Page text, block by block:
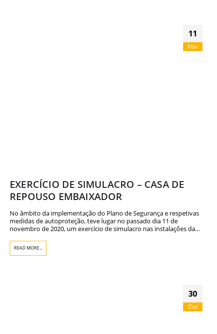
11
Nov
EXERCÍCIO DE SIMULACRO – CASA DE
REPOUSO EMBAIXADOR
No âmbito da implementação do Plano de Segurança e respetivas
medidas de autoproteção, teve lugar no passado dia 11 de
novembro de 2020, um exercício de simulacro nas instalações da...
READ MORE...
30
Out